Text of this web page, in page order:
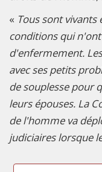
« Tous sont vivants
conditions qui
d'enfermement.
avec ses petits
de souplesse pour
leurs épouses. La
de l'homme va
judiciaires lorsque